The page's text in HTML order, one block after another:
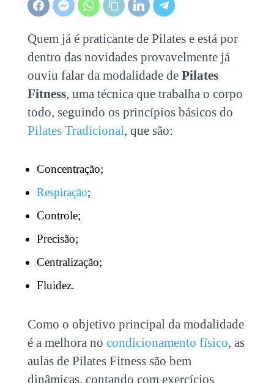
Quem já é praticante de Pilates e está por
dentro das novidades provavelmente já
ouviu falar da modalidade de Pilates
Fitness, uma técnica que trabalha o corpo
todo, seguindo os princípios básicos do
Pilates Tradicional, que são:
Concentração;
Respiração;
Controle;
Precisão;
Centralização;
Fluidez.
Como o objetivo principal da modalidade
é a melhora no condicionamento físico, as
aulas de Pilates Fitnesssão bem
dinâmicas, contando com exercícios